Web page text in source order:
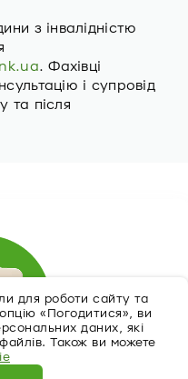
для роботи сайту та
«Погодитися», ви
даних, які
Також ви можете
з інвалідністю
. Фахівці
і супровід
та після